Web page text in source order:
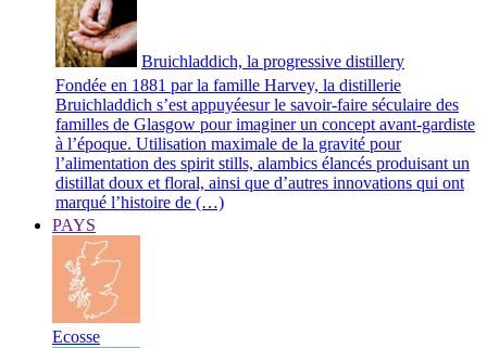
Bruichladdich, la progressive distillery
Fondée en 1881 par la famille Harvey, la distillerie
Bruichladdich s’est appuyéesur le savoir-faire séculaire des
familles de Glasgow pour imaginer un concept avant-gardiste
à l’époque. Utilisation maximale de la gravité pour
l’alimentation des spirit stills, alambics élancés produisant un
distillat doux et floral, ainsi que d’autres innovations qui ont
marqué l’histoire de (…)
PAYS
Ecosse